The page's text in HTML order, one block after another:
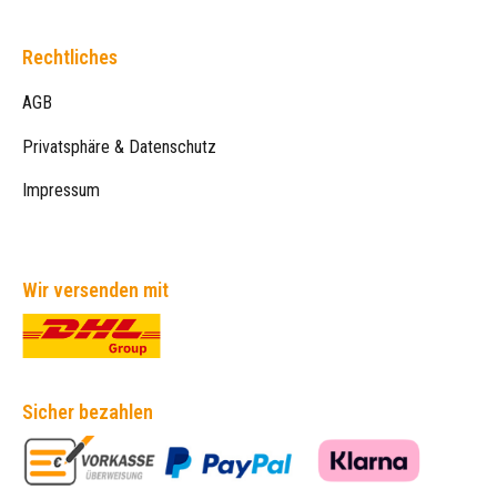
Rechtliches
AGB
Privatsphäre & Datenschutz
Impressum
Wir versenden mit
Sicher bezahlen